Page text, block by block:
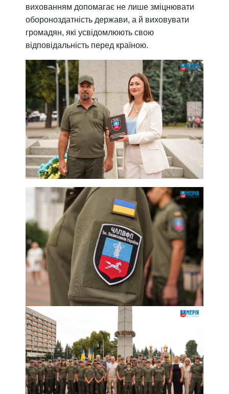
вихованням допомагає не лише зміцнювати
обороноздатність держави, а й виховувати
громадян, які усвідомлюють свою
відповідальність перед країною.